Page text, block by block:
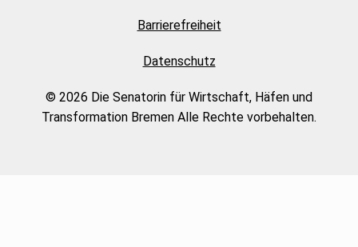
Barrierefreiheit
Datenschutz
© 2026 Die Senatorin für Wirtschaft, Häfen und
Transformation Bremen Alle Rechte vorbehalten.